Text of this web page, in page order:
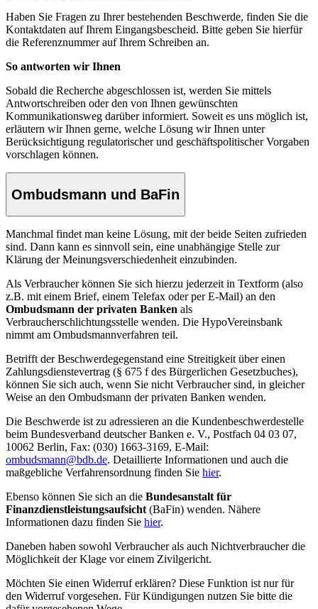
Haben Sie Fragen zu Ihrer bestehenden Beschwerde, finden Sie die
Kontaktdaten auf Ihrem Eingangsbescheid. Bitte geben Sie hierfür
die Referenznummer auf Ihrem Schreiben an.
So antworten wir Ihnen
Sobald die Recherche abgeschlossen ist, werden Sie mittels
Antwortschreiben oder den von Ihnen gewünschten
Kommunikationsweg darüber informiert. Soweit es uns möglich ist,
erläutern wir Ihnen gerne, welche Lösung wir Ihnen unter
Berücksichtigung regulatorischer und geschäftspolitischer Vorgaben
vorschlagen können.
Ombudsmann und BaFin
Manchmal findet man keine Lösung, mit der beide Seiten zufrieden
sind. Dann kann es sinnvoll sein, eine unabhängige Stelle zur
Klärung der Meinungsverschiedenheit einzubinden.
Als Verbraucher können Sie sich hierzu jederzeit in Textform (also
z.B. mit einem Brief, einem Telefax oder per E-Mail) an den
Ombudsmann der privaten Banken als
Verbraucherschlichtungsstelle wenden. Die HypoVereinsbank
nimmt am Ombudsmannverfahren teil.
Betrifft der Beschwerdegegenstand eine Streitigkeit über einen
Zahlungsdienstevertrag (§ 675 f des Bürgerlichen Gesetzbuches),
können Sie sich auch, wenn Sie nicht Verbraucher sind, in gleicher
Weise an den Ombudsmann der privaten Banken wenden.
Die Beschwerde ist zu adressieren an die Kundenbeschwerdestelle
beim Bundesverband deutscher Banken e. V., Postfach 04 03 07,
10062 Berlin, Fax: (030) 1663-3169, E-Mail:
ombudsmann@bdb.de. Detaillierte Informationen und auch die
maßgebliche Verfahrensordnung finden Sie hier.
Ebenso können Sie sich an die Bundesanstalt für
Finanzdienstleistungsaufsicht (BaFin) wenden. Nähere
Informationen dazu finden Sie hier.
Daneben haben sowohl Verbraucher als auch Nichtverbraucher die
Möglichkeit der Klage vor einem Zivilgericht.
Möchten Sie einen Widerruf erklären? Diese Funktion ist nur für
den Widerruf vorgesehen. Für Kündigungen nutzen Sie bitte die